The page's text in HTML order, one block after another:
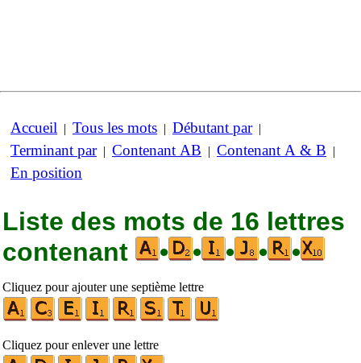
Accueil | Tous les mots | Débutant par|
Terminant par| Contenant AB | Contenant A & B |
En position
Liste des mots de 16 lettres
contenant
• • • • •
Cliquez pour ajouter une septième lettre
Cliquez pour enlever une lettre